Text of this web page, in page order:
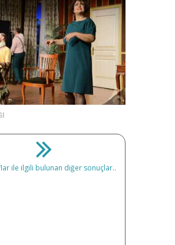
ile ilgili bulunan diğer sonuçlar..